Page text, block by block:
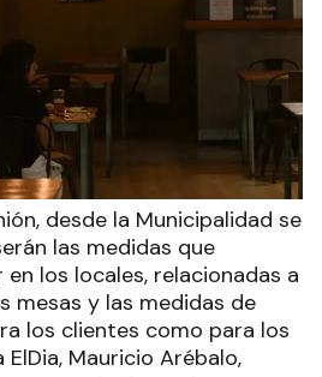
desde la Municipalidad se
las medidas que
los locales, relacionadas a
mesas y las medidas de
los clientes como para los
Mauricio Arébalo,